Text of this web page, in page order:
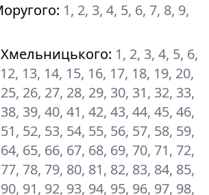
: 1, 2, 3, 4, 5, 6, 7, 8, 9,
: 1, 2, 3, 4, 5, 6,
13, 14, 15, 16, 17, 18, 19, 20,
26, 27, 28, 29, 30, 31, 32, 33,
39, 40, 41, 42, 43, 44, 45, 46,
52, 53, 54, 55, 56, 57, 58, 59,
65, 66, 67, 68, 69, 70, 71, 72,
78, 79, 80, 81, 82, 83, 84, 85,
91, 92, 93, 94, 95, 96, 97, 98,